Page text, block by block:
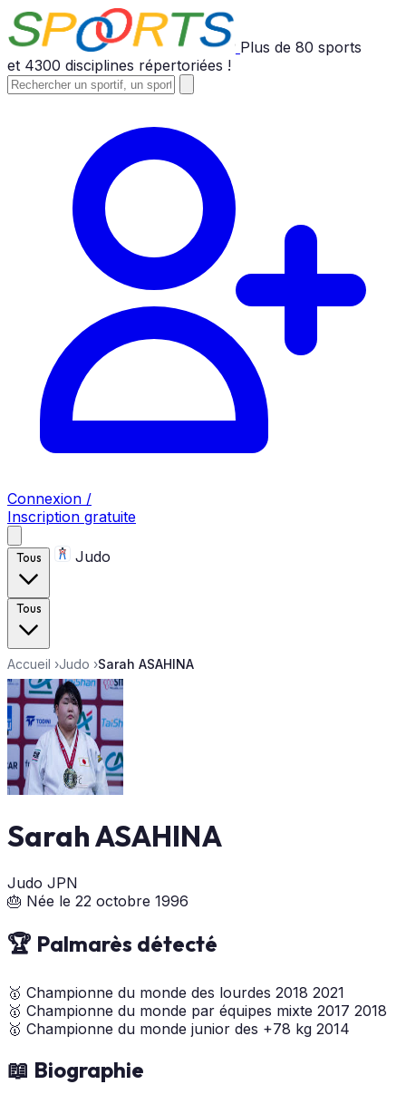
Plus de 80 sports
et 4300 disciplines répertoriées !
Connexion /
Inscription gratuite
Tous Judo
Tous
Accueil ›Judo ›Sarah ASAHINA
Sarah ASAHINA
Judo JPN
🎂 Née le 22 octobre 1996
🏆 Palmarès détecté
🥇 Championne du monde des lourdes 2018 2021
🥇 Championne du monde par équipes mixte 2017 2018
🥇 Championne du monde junior des +78 kg 2014
📖 Biographie